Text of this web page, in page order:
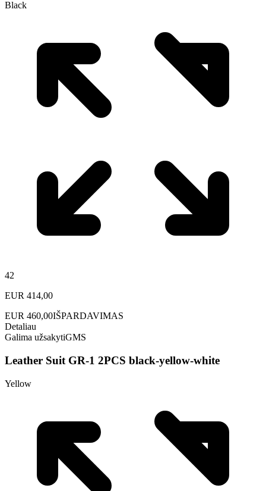
Black
42
EUR 414,00
EUR 460,00IŠPARDAVIMAS
Detaliau
Galima užsakytiGMS
Leather Suit GR-1 2PCS black-yellow-white
Yellow